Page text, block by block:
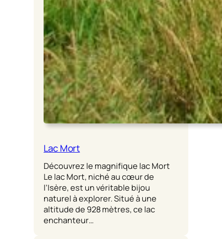
Lac Mort
Découvrez le magnifique lac Mort
Le lac Mort, niché au cœur de
l’Isère, est un véritable bijou
naturel à explorer. Situé à une
altitude de 928 mètres, ce lac
enchanteur…